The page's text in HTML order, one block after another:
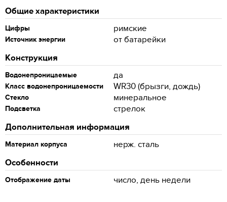
Общие характеристики
Цифры римские
Источник энергии
от батарейки
Конструкция
Водонепроницаемые да
Класс водонепроницаемости WR30 (брызги, дождь)
Стекло минеральное
Подсветка
стрелок
Дополнительная информация
Материал корпуса
нерж. сталь
Особенности
Отображение даты число, день недели